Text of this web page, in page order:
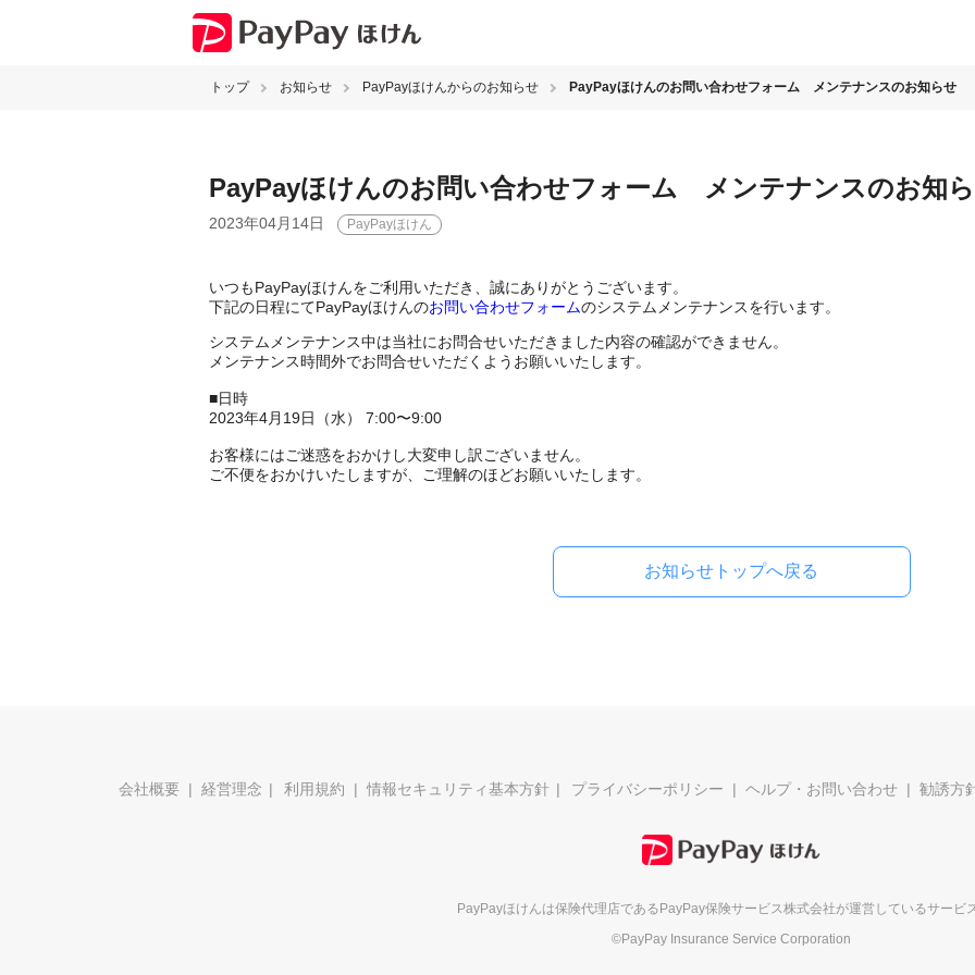
トップ お知らせ PayPayほけんからのお知らせ PayPayほけんのお問い合わせフォーム メンテナンスのお知らせ
PayPayほけんのお問い合わせフォーム メンテナンスのお知
2023年04月14日 PayPayほけん
いつもPayPayほけんをご利用いただき、誠にありがとうございます。
下記の日程にてPayPayほけんのお問い合わせフォームのシステムメンテナンスを行います。
システムメンテナンス中は当社にお問合せいただきました内容の確認ができません。
メンテナンス時間外でお問合せいただくようお願いいたします。
■日時
2023年4月19日（水） 7:00〜9:00
お客様にはご迷惑をおかけし大変申し訳ございません。
ご不便をおかけいたしますが、ご理解のほどお願いいたします。
お知らせトップへ戻る
会社概要 経営理念 利用規約 情報セキュリティ基本方針 プライバシーポリシー ヘルプ・お問い合わせ 勧誘方
PayPayほけんは保険代理店である PayPay保険サービス株式会社が運営しているサービ
©PayPay Insurance Service Corporation